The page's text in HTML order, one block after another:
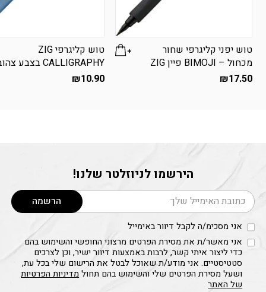
טוש יפני קליגרפי שחור
מכחול – BIMOJI פיין ZIG
₪17.50
טוש קליגרפי ZIG
CALLIGRAPHY בצבע צהוב
₪10.90
הירשמו לניוזלטר שלנו!
דוא׳׳ל הרשמה
אני מסכימ/ה לקבל דיוור באימייל
אני מאשר/ת את מסירת הפרטים מרצוני החופשי והשימוש בהם
כדי ליצור איתי קשר, לרבות באמצעות דיוור ישיר, וכן לצרכים
סטטיסטיים. אני מודע/ת שאוכל לבטל את הרישום שלי בכל עת,
ושעל מסירת הפרטים שלי והשימוש בהם תחולמדיניות הפרטיות
של האתר